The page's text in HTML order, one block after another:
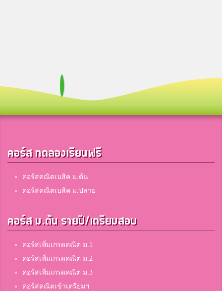
คอร์ส ทดลองเรียนฟรี
คอร์สคณิตเบสิค ม.ต้น
คอร์สคณิตเบสิค ม.ปลาย
คอร์ส ม.ต้น รายปี/เตรียมสอบ
คอร์สเพิ่มเกรดคณิต ม.1
คอร์สเพิ่มเกรดคณิต ม.2
คอร์สเพิ่มเกรดคณิต ม.3
คอร์สคณิตเข้าเตรียมฯ